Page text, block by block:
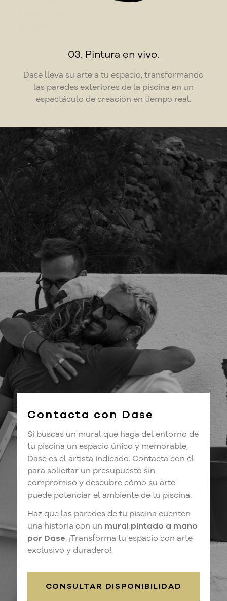
03. Pintura en vivo.
Dase lleva su arte a tu espacio, transformando
las paredes exteriores de la piscina en un
espectáculo de creación en tiempo real.
Contacta con Dase
Si buscas un mural que haga del entorno de
tu piscina un espacio único y memorable,
Dase es el artista indicado. Contacta con él
para solicitar un presupuesto sin
compromiso y descubre cómo su arte
puede potenciar el ambiente de tu piscina.
Haz que las paredes de tu piscina cuenten
una historia con un mural pintado a mano
por Dase. ¡Transforma tu espacio con arte
exclusivo y duradero!
CONSULTAR DISPONIBILIDAD